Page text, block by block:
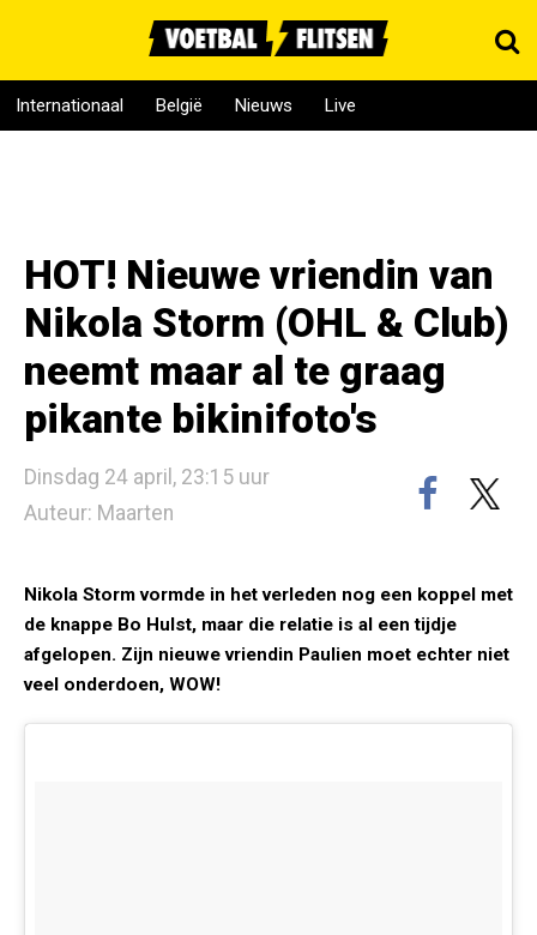
Internationaal België Nieuws Live
HOT! Nieuwe vriendin van
Nikola Storm (OHL & Club)
neemt maar al te graag
pikante bikinifoto's
Dinsdag 24 april, 23:15 uur
Auteur: Maarten
Nikola Storm vormde in het verleden nog een koppel met
de knappe Bo Hulst, maar die relatie is al een tijdje
afgelopen. Zijn nieuwe vriendin Paulien moet echter niet
veel onderdoen, WOW!